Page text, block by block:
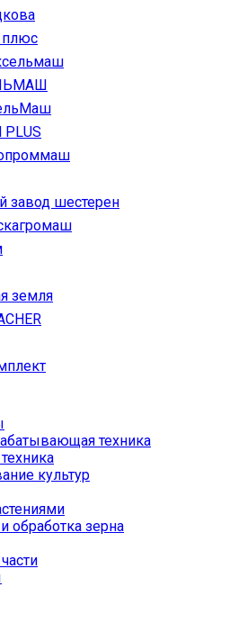
плюс
PLUS
завод шестерен
земля
техника
культур
обработка зерна